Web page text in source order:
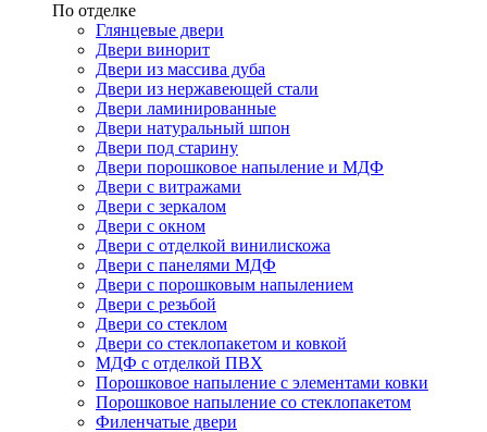
По отделке
Глянцевые двери
Двери винорит
Двери из массива дуба
Двери из нержавеющей стали
Двери ламинированные
Двери натуральный шпон
Двери под старину
Двери порошковое напыление и МДФ
Двери с витражами
Двери с зеркалом
Двери с окном
Двери с отделкой винилискожа
Двери с панелями МДФ
Двери с порошковым напылением
Двери с резьбой
Двери со стеклом
Двери со стеклопакетом и ковкой
МДФ с отделкой ПВХ
Порошковое напыление с элементами ковки
Порошковое напыление со стеклопакетом
Филенчатые двери